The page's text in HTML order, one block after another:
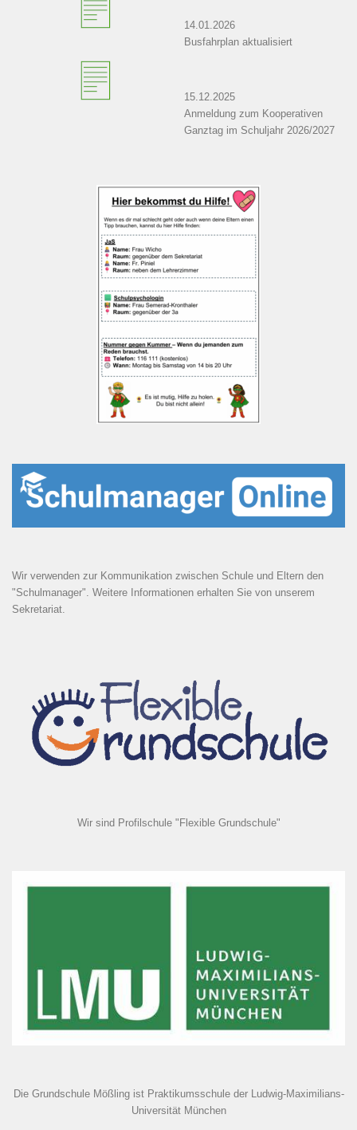
14.01.2026
Busfahrplan aktualisiert
15.12.2025
Anmeldung zum Kooperativen
Ganztag im Schuljahr 2026/2027
Wir verwenden zur Kommunikation zwischen Schule und Eltern den
"Schulmanager". Weitere Informationen erhalten Sie von unserem
Sekretariat.
Wir sind Profilschule "Flexible Grundschule"
Die Grundschule Mößling ist Praktikumsschule der Ludwig-Maximilians-
Universität München